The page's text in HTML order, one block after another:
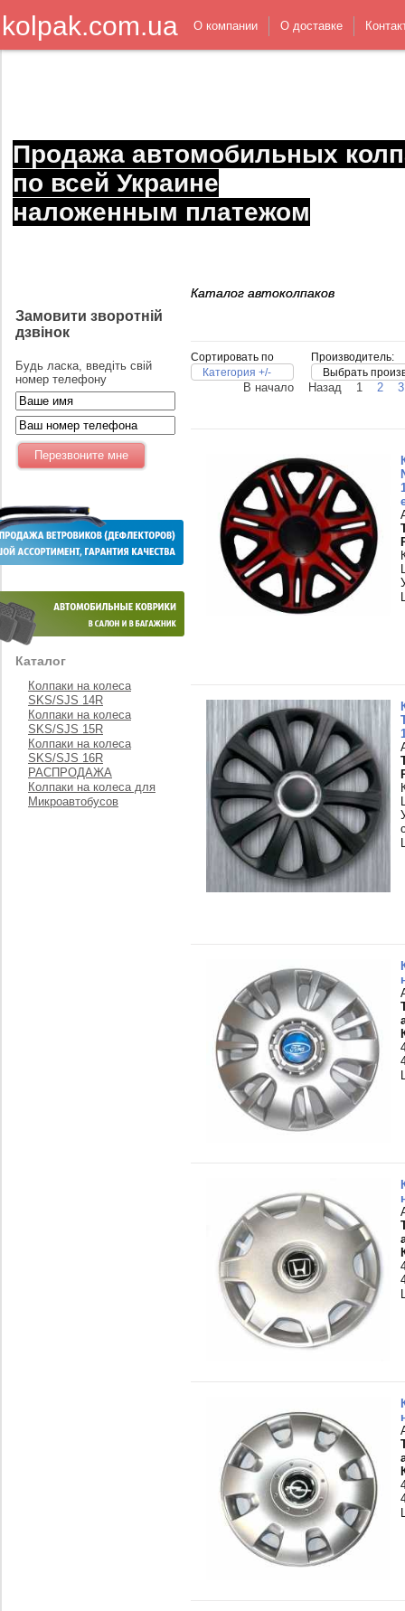
kolpak.com.ua О компании О доставке
Продажа автомобильных
по всей Украине
наложенным платежом
Замовити зворотній
дзвінок
Будь ласка, введіть свій
номер телефону
Каталог
Колпаки на колеса
SKS/SJS 14R
Колпаки на колеса
SKS/SJS 15R
Колпаки на колеса
SKS/SJS 16R
РАСПРОДАЖА
Колпаки на колеса для
Микроавтобусов
Каталог автоколпаков
Сортировать по
Категория +/-
Производитель:
Выбрать
В начало Назад 1 2 3